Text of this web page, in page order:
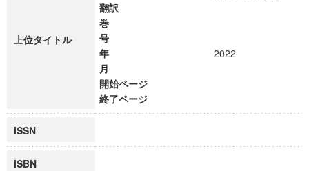
上位タイトル
翻訳
巻
号
年
2022
月
開始ページ
終了ページ
ISSN
ISBN